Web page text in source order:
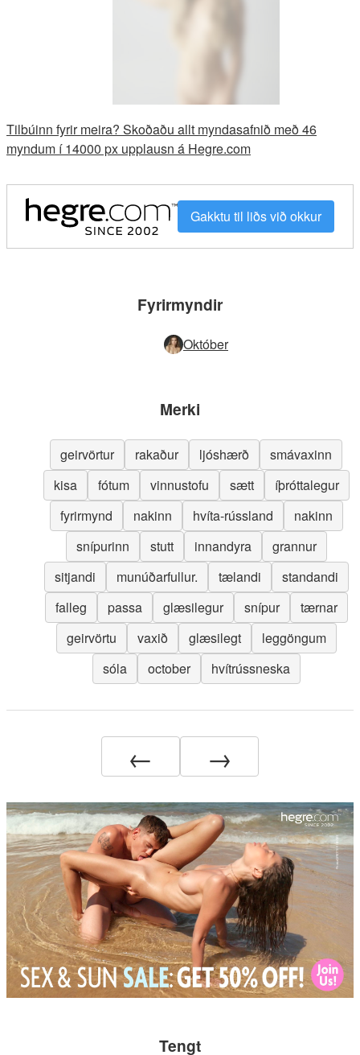
Tilbúinn fyrir meira? Skoðaðu allt myndasafnið með 46
myndum í 14000 px upplausn á Hegre.com
Gakktu til liðs við okkur
Fyrirmyndir
Október
Merki
geirvörtur rakaður ljóshærð
smávaxinn
kisa
fótum vinnustofu sætt
íþróttalegur
fyrirmynd
nakinn hvíta-rússland
nakinn
snípurinn
stutt innandyra
grannur
sitjandi
munúðarfullur. tælandi
standandi
falleg
passa glæsilegur snípur
tærnar
geirvörtu
vaxið glæsilegt
leggöngum
sóla
october hvítrússneska
← →
Tengt